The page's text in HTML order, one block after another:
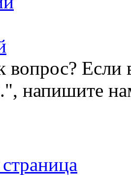
вопрос? Если
напишите